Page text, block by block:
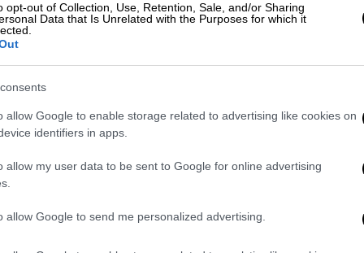
opt-out of Collection, Use, Retention, Sale, and/or Sharing
Data that Is Unrelated with the Purposes for which it
allow Google to enable storage related to advertising like cookies on
identifiers in apps.
allow my user data to be sent to Google for online advertising
allow Google to send me personalized advertising.
στην πρόκριση ο Φερέιρα (vid)
στην πρόκριση ο Φερέιρα (vid)